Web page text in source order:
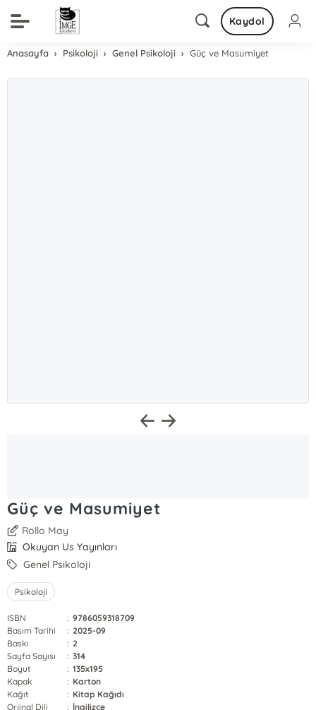
Kaydol
Anasayfa Psikoloji Genel Psikoloji Güç ve Masumiyet
Güç ve Masumiyet
Rollo May
Okuyan Us Yayınları
Genel Psikoloji
Psikoloji
ISBN : 9786059318709
Basım Tarihi
: 2025-09
Baskı
: 2
Sayfa Sayısı
: 314
Boyut
: 135x195
Kapak
: Karton
Kağıt
: Kitap Kağıdı
Orjinal Dili
: İngilizce